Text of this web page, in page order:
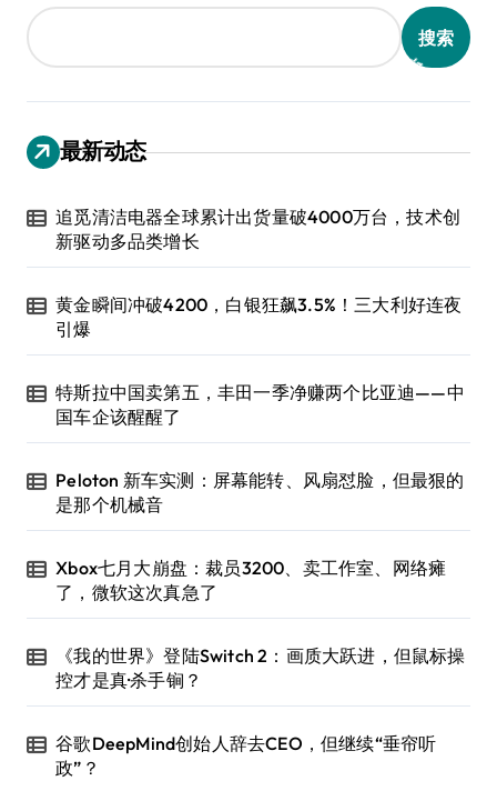
搜索
最新动态
追觅清洁电器全球累计出货量破4000万台，技术创
新驱动多品类增长
黄金瞬间冲破4200，白银狂飙3.5%！三大利好连夜
引爆
特斯拉中国卖第五，丰田一季净赚两个比亚迪——中
国车企该醒醒了
Peloton 新车实测：屏幕能转、风扇怼脸，但最狠的
是那个机械音
Xbox七月大崩盘：裁员3200、卖工作室、网络瘫
了，微软这次真急了
《我的世界》登陆Switch 2：画质大跃进，但鼠标操
控才是真·杀手锏？
谷歌DeepMind创始人辞去CEO，但继续“垂帘听
政”？